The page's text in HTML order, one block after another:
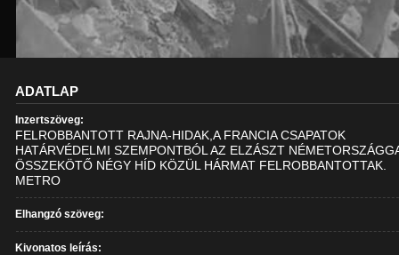
ADATLAP
Inzertszöveg:
FELROBBANTOTT RAJNA-HIDAK,A FRANCIA CSAPATOK
HATÁRVÉDELMI SZEMPONTBÓL AZ ELZÁSZT
ÖSSZEKÖTŐ NÉGY HÍD KÖZÜL HÁRMAT FELROBBANTOTTAK.
METRO
Elhangzó szöveg:
Kivonatos leírás: